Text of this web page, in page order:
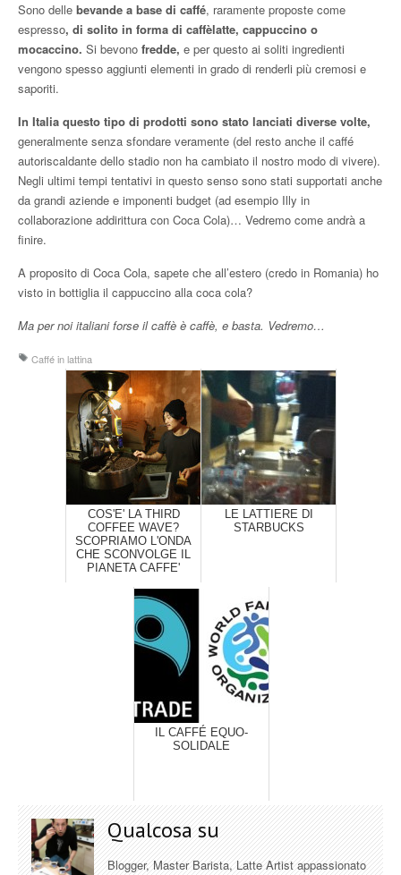
Sono delle bevande a base di caffé, raramente proposte come
espresso, di solito in forma di caffèlatte, cappuccino o
mocaccino. Si bevono fredde, e per questo ai soliti ingredienti
vengono spesso aggiunti elementi in grado di renderli più cremosi e
saporiti.
In Italia questo tipo di prodotti sono stato lanciati diverse volte,
generalmente senza sfondare veramente (del resto anche il caffé
autoriscaldante dello stadio non ha cambiato il nostro modo di vivere).
Negli ultimi tempi tentativi in questo senso sono stati supportati anche
da grandi aziende e imponenti budget (ad esempio Illy in
collaborazione addirittura con Coca Cola)… Vedremo come andrà a
finire.
A proposito di Coca Cola, sapete che all’estero (credo in Romania) ho
visto in bottiglia il cappuccino alla coca cola?
Ma per noi italiani forse il caffè è caffè, e basta. Vedremo…
Caffé in lattina
COS'E' LA THIRD
COFFEE WAVE?
SCOPRIAMO L'ONDA
CHE SCONVOLGE IL
PIANETA CAFFE'
LE LATTIERE DI
STARBUCKS
IL CAFFÉ EQUO-
SOLIDALE
Qualcosa su
Blogger, Master Barista, Latte Artist appassionato